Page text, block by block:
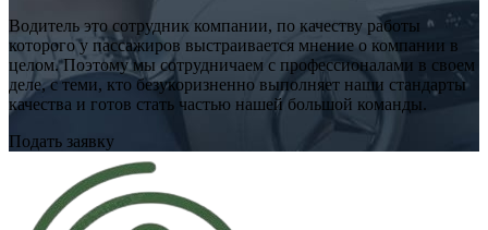
Водитель это сотрудник компании, по качеству работы
которого у пассажиров выстраивается мнение о компании в
целом. Поэтому мы сотрудничаем с профессионалами в своем
деле, с теми, кто безукоризненно выполняет наши стандарты
качества и готов стать частью нашей большой команды.
Подать заявку